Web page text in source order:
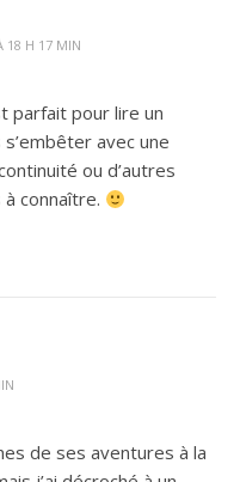
18 H 17 MIN
parfait pour lire un
avec une
ou d’autres
connaître.
de ses aventures à la